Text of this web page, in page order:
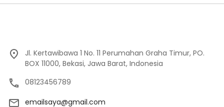
Jl. Kertawibawa 1 No. 11 Perumahan Graha Timur, PO.
BOX 11000, Bekasi, Jawa Barat, Indonesia
08123456789
emailsaya@gmail.com